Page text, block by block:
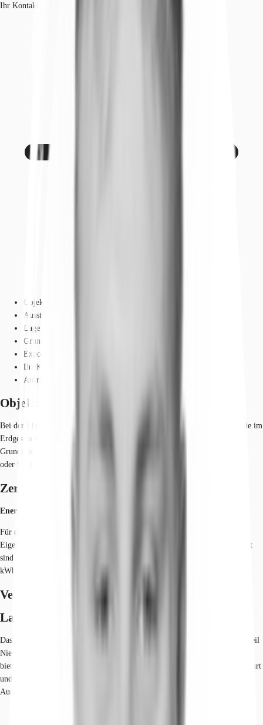
Ihr Kontakt
Objekt
Ausstattung
Lage und Verkehrsanbindung
Grundrisse
Exposé herunterladen
Ihr Kontakt
Anfrage senden
Objekt
Bei der Liegenschaft handelt es sich um zwei 5-geschossige Bürohäuser, die im
Erdgeschoss durch einen Glasgang verbunden sind. Durch die flexilbe
Grundrissgestaltung sind unterschiedliche Raumkonzepte, wie Open-Space
oder Single Office Varianten realisierbar.
Zertifizierungen
Energieausweis
Für diese Liegenschaft liegt ein Bedarfsausweis vom 05.03.2021 vom
Eigentümer/Vermieter vor. Die wesentlichen Energieträger der Liegenschaft
sind Erdgas leicht, Strom. Der Endenergiebedarf Strom beträgt 20,50
kWh/(m²*a). Der Endenergiebedarf Wärme beträgt 160,20 kWh/(m²*a).
Verfügbare Fläche
Lage und Verkehrsanbindung
Das Gebäude befindet sich im Gewerbegebiet Nord von Eschborn im Stadtteil
Niederhöchstadt. Eschborn-Niederhöchstadt liegt am Fuße des Taunus und
bietet dank seiner direkten Anbindung an die Rhein-Main-Metropole Frankfurt
und die Main-Taunus-Region zahlreiche Möglichkeiten zum Entspannen,
Ausgehen und Genießen.